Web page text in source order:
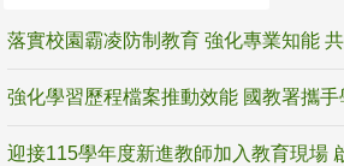
落實校園霸凌防制教育 強化專業知能